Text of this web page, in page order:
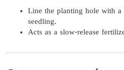
Line the planting hole with a
seedling.
Acts as a slow-release